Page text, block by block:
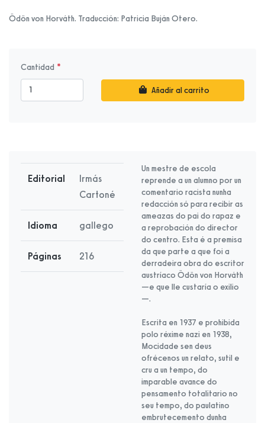
Ödön von Horváth. Traducción: Patricia Buján Otero.
Cantidad
Añadir al carrito
Editorial
Irmás
Cartoné
Idioma gallego
Páginas 216
Un mestre de escola
reprende a un alumno por un
comentario racista nunha
redacción só para recibir as
ameazas do pai do rapaz e
a reprobación do director
do centro. Esta é a premisa
da que parte a que foi a
derradeira obra do escritor
austríaco Ödön von Horváth
—e que lle custaría o exilio
—.
Escrita en 1937 e prohibida
polo réxime nazi en 1938,
Mocidade sen deus
ofrécenos un relato, sutil e
cru a un tempo, do
imparable avance do
pensamento totalitario no
seu tempo, do paulatino
embrutecemento dunha